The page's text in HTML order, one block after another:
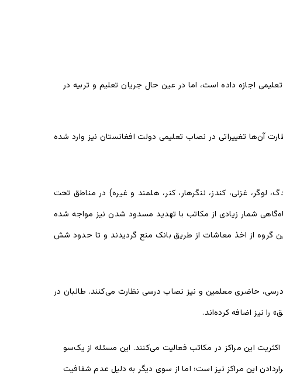
اجازه داده است، اما در عین حال جریان تعلیم و تربیه در
آن‌ها تغییراتی در نصاب تعلیمی دولت افغانستان نیز وارد شده
غزنی، کندز، ننگرهار، کنر، هلمند و غیره) در مناطق تحت
شمار زیادی از مکاتب با تهدید مسدود شدن نیز مواجه شده
گروه از اخذ معاشات از طریق بانک منع گردیدند و تا حدود شش
حاضری معلمین و نیز نصاب درسی نظارت می‌کنند. طالبان در
را نیز اضافه کرده‌اند.
اکثریت این مراکز در مکاتب فعالیت می‌کنند. این مسئله از یک‌سو
این مراکز نیز است؛ اما از سوی دیگر به دلیل عدم شفافیت